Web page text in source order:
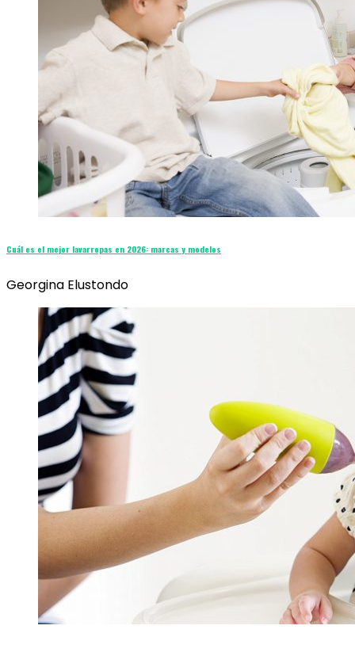
Cuál es el mejor lavarropas en 2026: marcas y modelos
Georgina Elustondo